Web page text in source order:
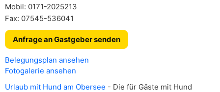
Mobil: 0171-2025213
Fax: 07545-536041
Anfrage an Gastgeber senden
Belegungsplan ansehen
Fotogalerie ansehen
Urlaub mit Hund am Obersee - Die für Gäste mit Hund